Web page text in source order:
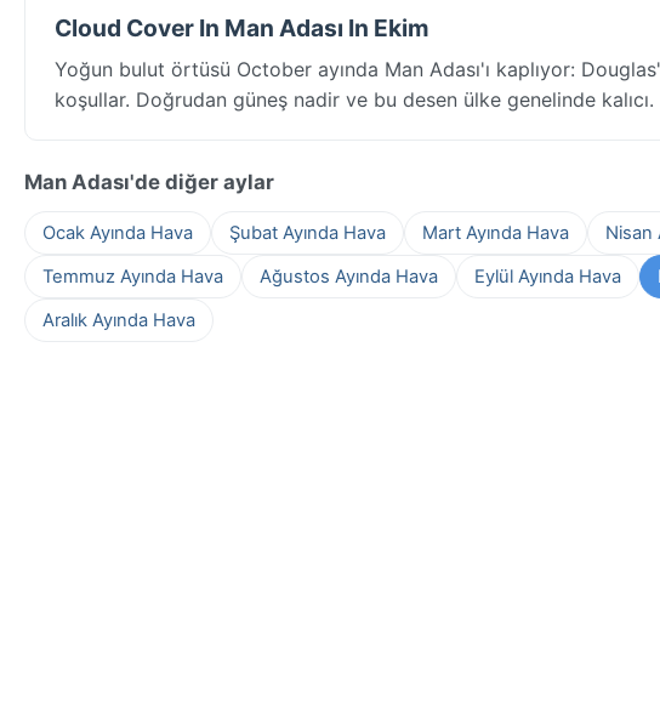
Cloud Cover In Man Adası In Ekim
Yoğun bulut örtüsü October ayında Man Adası'ı kaplıyor:
koşullar. Doğrudan güneş nadir ve bu desen ülke genelinde
Man Adası'de diğer aylar
Ocak Ayında Hava Şubat Ayında Hava Mart Ayında Hava Nisan
Temmuz Ayında Hava
Ağustos Ayında Hava Eylül Ayında Hava
Aralık Ayında Hava